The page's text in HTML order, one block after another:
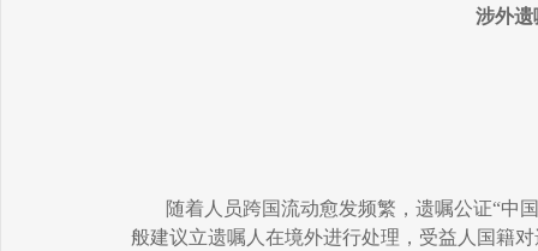
涉外遗
随着人员跨国流动愈发频繁，遗嘱公证“中
般建议立遗嘱人在境外进行处理，受益人国籍